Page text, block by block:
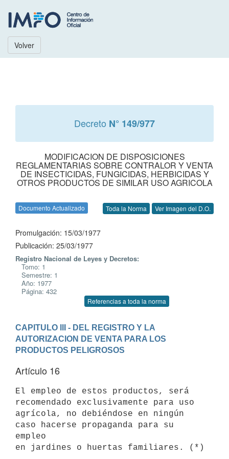
Volver
Decreto N° 149/977
MODIFICACION DE DISPOSICIONES
REGLAMENTARIAS SOBRE CONTRALOR Y VENTA
DE INSECTICIDAS, FUNGICIDAS, HERBICIDAS Y
OTROS PRODUCTOS DE SIMILAR USO AGRICOLA
Documento Actualizado Toda la Norma Ver Imagen del D.O.
Promulgación: 15/03/1977
Publicación: 25/03/1977
Registro Nacional de Leyes y Decretos:
Tomo: 1
Semestre: 1
Año: 1977
Página: 432
Referencias a toda la norma
CAPITULO III - DEL REGISTRO Y LA
AUTORIZACION DE VENTA PARA LOS
PRODUCTOS PELIGROSOS
Artículo 16
El empleo de estos productos, será
recomendado exclusivamente para uso
agrícola, no debiéndose en ningún
caso hacerse propaganda para su
empleo